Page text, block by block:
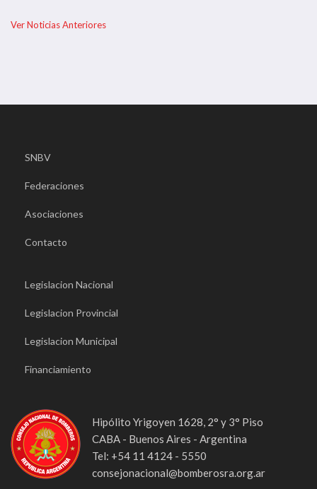
Ver Noticias Anteriores
SNBV
Federaciones
Asociaciones
Contacto
Legislacion Nacional
Legislacion Provincial
Legislacion Municipal
Financiamiento
Hipólito Yrigoyen 1628, 2° y 3° Piso
CABA - Buenos Aires - Argentina
Tel: +54 11 4124 - 5550
consejonacional@bomberosra.org.ar